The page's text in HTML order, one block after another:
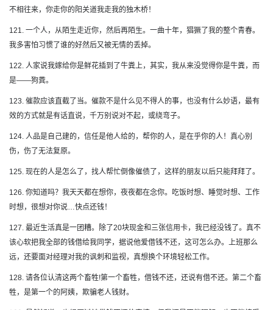
不相往来，你走你的阳关道我走我的独木桥！
121. 一个人，从陌生走近你，然后再陌生。一曲十年，猖獗了我的整个青春。
我多害怕习惯了谁的好然后又被无情的丢掉。
122. 人家说我嫁给你是鲜花插到了牛粪上，其实，我从来没觉得你是牛粪，而
是——狗粪。
123. 催款应该直截了当。催款不是什么见不得人的事，也没有什么妙语，最有
效的方式就是有话直说，千万别说对不起，或绕弯子。
124. 人品是自己建的，信任是他人给的，帮你的人，是在乎你的人！真心别
伤，伤了无法复原。
125. 现在的人是怎么了，找人帮忙倒像催债了，这样的朋友以后只能拜拜了。
126. 你知道吗？我天天都在想你，夜夜都在念你。吃饭时想、睡觉时想、工作
时想，很想对你说…快点还钱！
127. 最近生活真是一团糟。除了20块现金和三张信用卡，我已经没钱了。真不
该心软把我全部的钱借给我同学，据说他爱借钱不还，这可怎么办。上班那么
远，还要面对经理对我的讽刺和监视，真想换个环境轻松工作。
128. 请各位认清这两个畜牲!第一个畜牲，借钱不还，还说有借不还。第二个畜
牲，是第一个的阿姨，欺骗老人钱财。